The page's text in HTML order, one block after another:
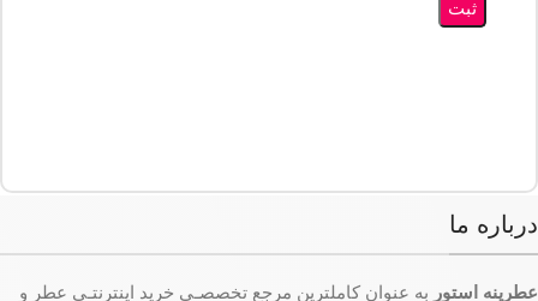
درباره ما
عطرینه استور به عنوان کاملترین مرجع تخصصـی خرید اینترنتـی عطر و